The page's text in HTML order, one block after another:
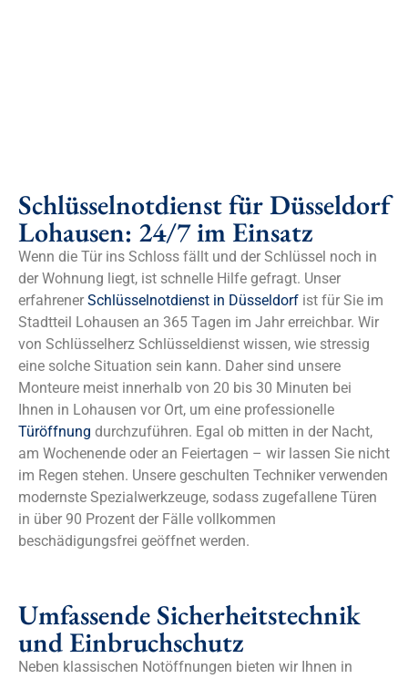
Schlüsselnotdienst für Düsseldorf
Lohausen: 24/7 im Einsatz
Wenn die Tür ins Schloss fällt und der Schlüssel noch in
der Wohnung liegt, ist schnelle Hilfe gefragt. Unser
erfahrener Schlüsselnotdienst in Düsseldorf ist für Sie im
Stadtteil Lohausen an 365 Tagen im Jahr erreichbar. Wir
von Schlüsselherz Schlüsseldienst wissen, wie stressig
eine solche Situation sein kann. Daher sind unsere
Monteure meist innerhalb von 20 bis 30 Minuten bei
Ihnen in Lohausen vor Ort, um eine professionelle
Türöffnung durchzuführen. Egal ob mitten in der Nacht,
am Wochenende oder an Feiertagen – wir lassen Sie nicht
im Regen stehen. Unsere geschulten Techniker verwenden
modernste Spezialwerkzeuge, sodass zugefallene Türen
in über 90 Prozent der Fälle vollkommen
beschädigungsfrei geöffnet werden.
Umfassende Sicherheitstechnik
und Einbruchschutz
Neben klassischen Notöffnungen bieten wir Ihnen in